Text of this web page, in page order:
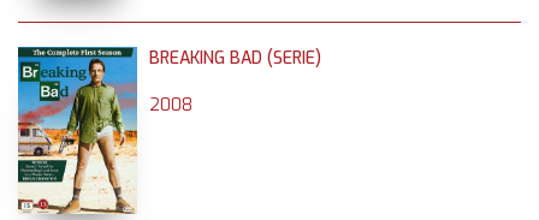
BREAKING BAD (SERIE)
2008